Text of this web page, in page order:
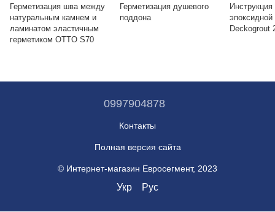
Герметизация шва между
натуральным камнем и
ламинатом эластичным
герметиком OTTO S70
Герметизация душевого
поддона
эпоксидной
Deckogrout
0997904878
Контакты
Полная версия сайта
© Интернет-магазин Евросегмент, 2023
Укр Рус